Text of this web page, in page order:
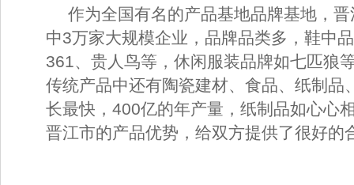
作为全国有名的产品基地品牌基地，
中3万家大规模企业，品牌品类多，鞋中
361、贵人鸟等，休闲服装品牌如七匹狼
传统产品中还有陶瓷建材、食品、纸制品
长最快，400亿的年产量，纸制品如心心
晋江市的产品优势，给双方提供了很好的